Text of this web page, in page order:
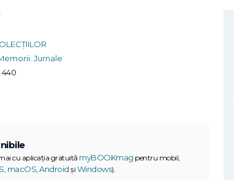
Jurnale
440
cu aplicația gratuită myBOOKmag pentru mobil,
, macOS, Android și Windows).